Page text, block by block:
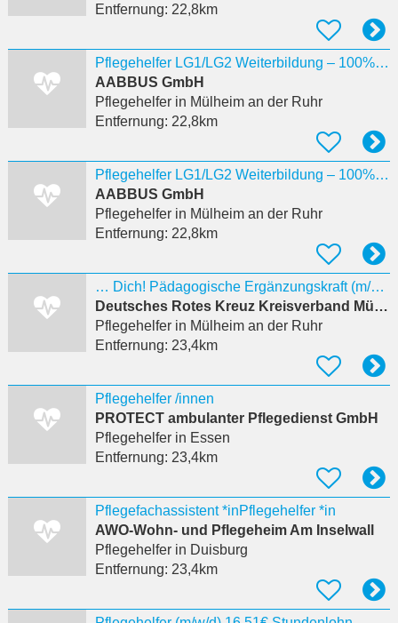
Entfernung: 22,8km
Pflegehelfer LG1/LG2 Weiterbildung – 100% förderfähig Mühlheim R.
AABBUS GmbH
Pflegehelferin Mülheim an der Ruhr
Entfernung: 22,8km
Pflegehelfer LG1/LG2 Weiterbildung – 100% förderfähig Mühlhei.
AABBUS GmbH
Pflegehelferin Mülheim an der Ruhr
Entfernung: 22,8km
… Dich! Pädagogische Ergänzungskraft (m/w/d) in Teilzeit
Deutsches Rotes Kreuz Kreisverband Mülheim an der Ruhr e.V.
Pflegehelferin Mülheim an der Ruhr
Entfernung: 23,4km
Pflegehelfer /innen
PROTECT ambulanter Pflegedienst GmbH
Pflegehelferin Essen
Entfernung: 23,4km
Pflegefachassistent *inPflegehelfer *in
AWO-Wohn- und Pflegeheim Am Inselwall
Pflegehelferin Duisburg
Entfernung: 23,4km